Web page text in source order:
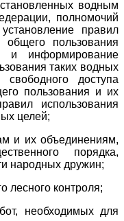
водным
полномочий
правил
общего пользования
информирование
таких водных
доступа
пользования и их
использования
целей;
и их объединениям,
порядка,
народных дружин;
лесного контроля;
необходимых для